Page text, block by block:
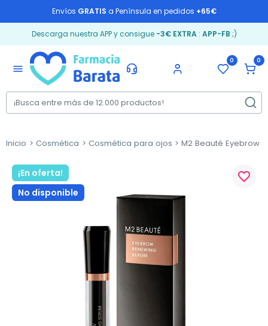
Envíos GRATIS a Península en pedidos +65€
Descarga nuestra APP y consigue -3€ EXTRA: APP-FB ;)
menu
0 0
Inicio Cosmética Cosmética para ojos M2 Beauté Eyebrow
¡En oferta!
No disponible
favorite_border